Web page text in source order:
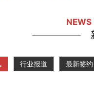
NEWS
行业报道 最新签约